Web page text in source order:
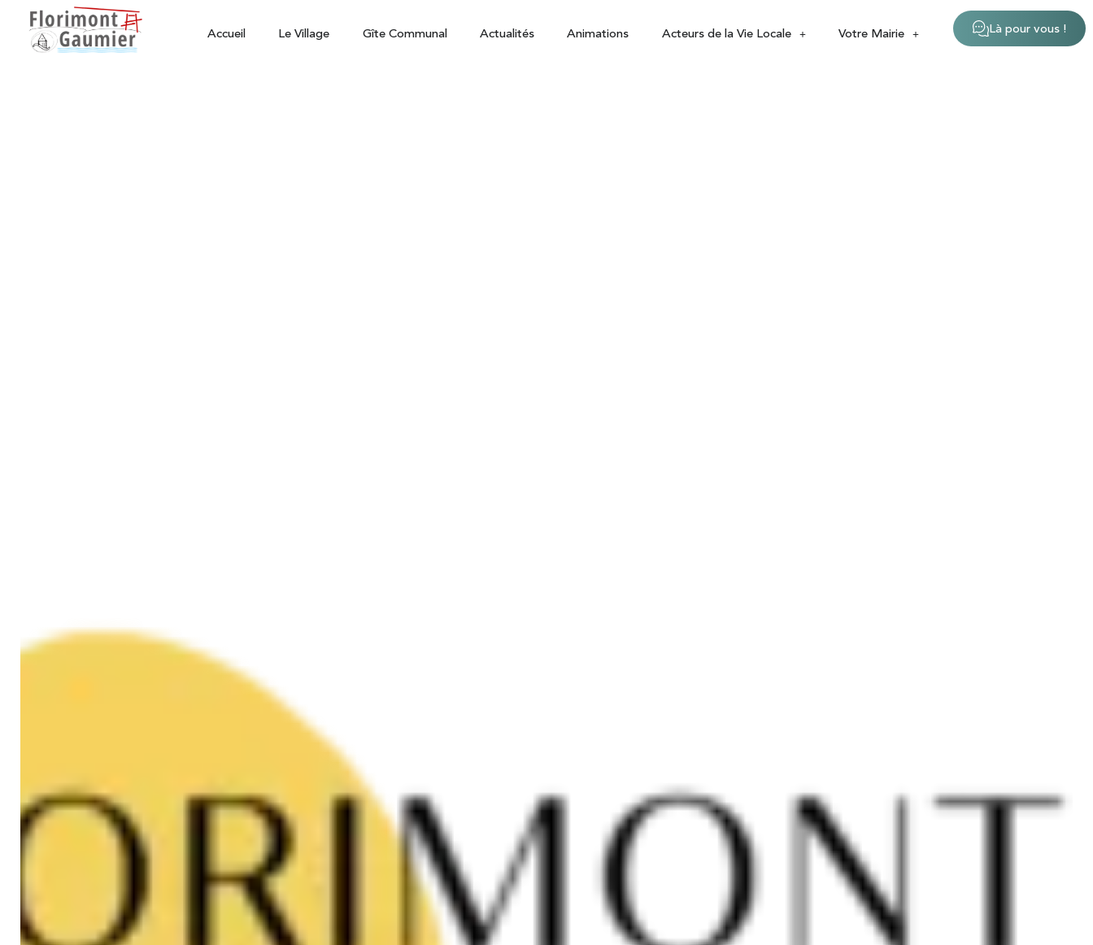
Accueil Le Village Gîte Communal Actualités Animations Acteurs de la Vie Locale Votre Mairie Là pour vous !